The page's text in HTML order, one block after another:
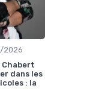
2026
Chabert
dans les
: la